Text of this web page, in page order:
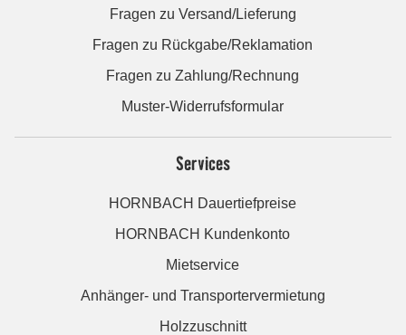
Fragen zu Versand/Lieferung
Fragen zu Rückgabe/Reklamation
Fragen zu Zahlung/Rechnung
Muster-Widerrufsformular
Services
HORNBACH Dauertiefpreise
HORNBACH Kundenkonto
Mietservice
Anhänger- und Transportervermietung
Holzzuschnitt